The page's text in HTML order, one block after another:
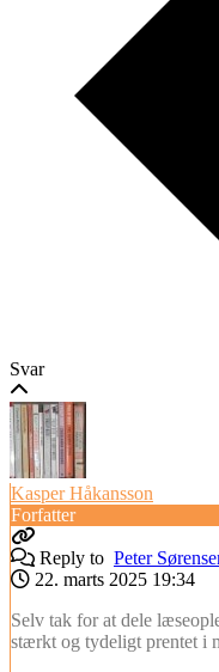
Svar
Kasper Håkansson
Forfatter
Reply to Peter
22. marts 2025 19:34
Selv tak for at dele
stærkt og tydeligt prentet i